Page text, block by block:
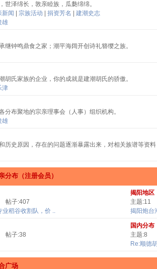
世泽绵长，敦亲睦族，瓜瓞绵绵。
新闻 宗族活动 捐资芳名
建潮史志
雄
继钟鸣鼎食之家；潮平海阔开创诗礼簪缨之族。
胡氏家族的企业，你的成就是建潮胡氏的骄傲。
津
分布聚地的宗亲理事会（人事）组织机构。
雄
历史原因，存在的问题逐渐暴露出来，对相关族谱等资
分布（注册会员）
帖子:407
业稻谷收割队，价 ..
揭阳地区
主题:11
揭阳炮台
帖子:38
国内分布
主题:8
Re:顺德
广场